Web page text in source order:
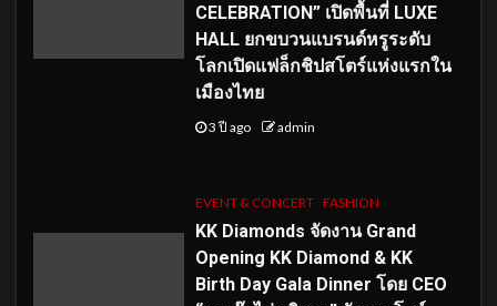
CELEBRATION” เปิดพื้นที่ LUXE
HALL ยกขบวนแบรนด์หรูระดับ
โลกเปิดแฟล็กชิปสโตร์แห่งแรกใน
เมืองไทย
3 ปี ago admin
EVENT & CONCERT FASHION
KK Diamonds จัดงาน Grand
Opening KK Diamond & KK
Birth Day Gala Dinner โดย CEO